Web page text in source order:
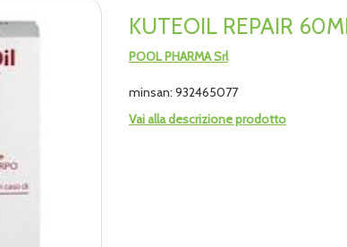
KUTEOIL REPAIR
POOL PHARMA Srl
minsan: 932465077
Vai alla descrizione prodotto